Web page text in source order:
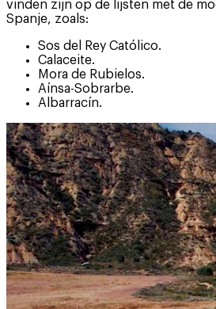
vinden zijn op de lijsten met de
Spanje, zoals:
Sos del Rey Católico.
Calaceite.
Mora de Rubielos.
Aínsa-Sobrarbe.
Albarracín.